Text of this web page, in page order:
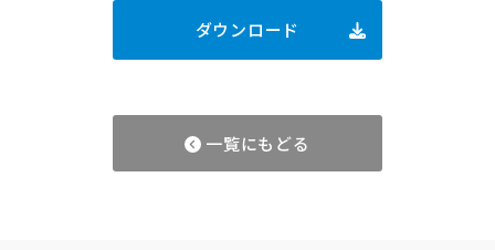
ダウンロード
一覧にもどる